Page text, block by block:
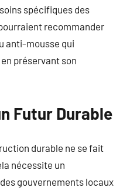
spécifiques des
recommander
anti-mousse qui
préservant son
Futur Durable
durable ne se fait
nécessite un
gouvernements locaux